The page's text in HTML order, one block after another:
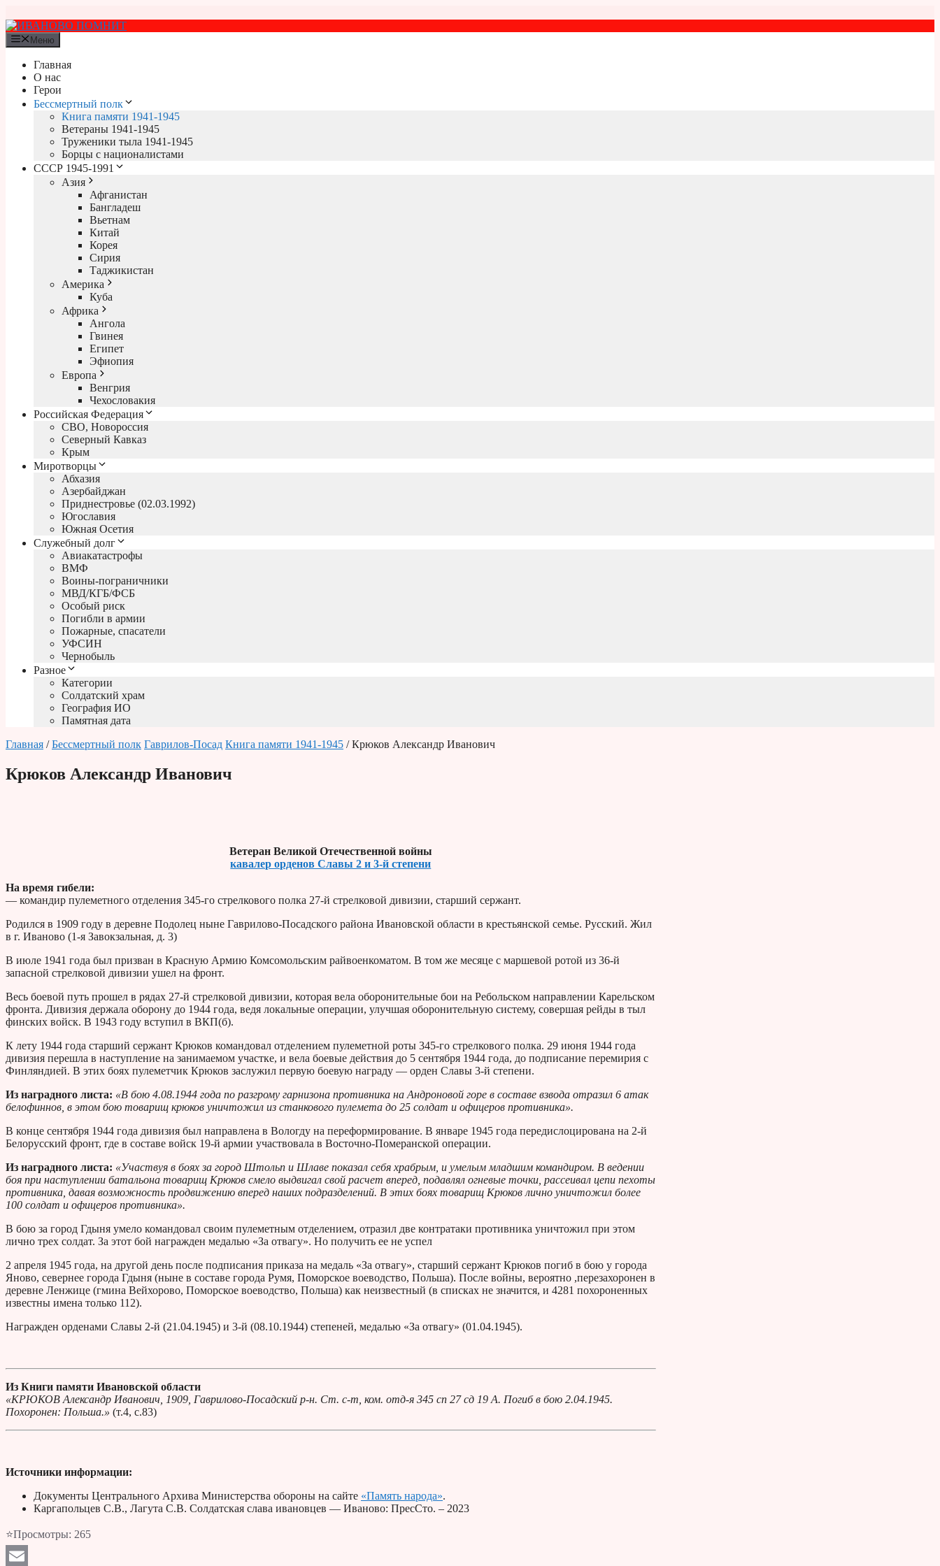
к
содержимому
Меню
Главная
О нас
Герои
Бессмертный полк
Книга памяти 1941-1945
Ветераны 1941-1945
Труженики тыла 1941-1945
Борцы с националистами
СССР 1945-1991
Азия
Афганистан
Бангладеш
Вьетнам
Китай
Корея
Сирия
Таджикистан
Америка
Куба
Африка
Ангола
Гвинея
Египет
Эфиопия
Европа
Венгрия
Чехословакия
Российская Федерация
СВО, Новороссия
Северный Кавказ
Крым
Миротворцы
Абхазия
Азербайджан
Приднестровье (02.03.1992)
Югославия
Южная Осетия
Служебный долг
Авиакатастрофы
ВМФ
Воины-пограничники
МВД/КГБ/ФСБ
Особый риск
Погибли в армии
Пожарные, спасатели
УФСИН
Чернобыль
Разное
Категории
Солдатский храм
География ИО
Памятная дата
Главная /Бессмертный полк Гаврилов-Посад Книга памяти 1941-1945 / Крюков Александр Иванович
Крюков Александр Иванович
Ветеран Великой Отечественной войны
кавалер орденов Славы 2 и 3-й степени
На время гибели:
— командир пулеметного отделения 345-го стрелкового полка 27-й стрелковой дивизии, старший сержант.
Родился в 1909 году в деревне Подолец ныне Гаврилово-Посадского района Ивановской области в крестьянской семье. Русский. Жил
в г. Иваново (1-я Завокзальная, д. 3)
В июле 1941 года был призван в Красную Армию Комсомольским райвоенкоматом. В том же месяце с маршевой ротой из 36-й
запасной стрелковой дивизии ушел на фронт.
Весь боевой путь прошел в рядах 27-й стрелковой дивизии, которая вела оборонительные бои на Ребольском направлении Карельском
фронта. Дивизия держала оборону до 1944 года, ведя локальные операции, улучшая оборонительную систему, совершая рейды в тыл
финских войск. В 1943 году вступил в ВКП(б).
К лету 1944 года старший сержант Крюков командовал отделением пулеметной роты 345-го стрелкового полка. 29 июня 1944 года
дивизия перешла в наступление на занимаемом участке, и вела боевые действия до 5 сентября 1944 года, до подписание перемирия с
Финляндией. В этих боях пулеметчик Крюков заслужил первую боевую награду — орден Славы 3-й степени.
Из наградного листа: «В бою 4.08.1944 года по разгрому гарнизона противника на Андроновой горе в составе взвода отразил 6 атак
белофиннов, в этом бою товарищ крюков уничтожил из станкового пулемета до 25 солдат и офицеров противника».
В конце сентября 1944 года дивизия был направлена в Вологду на переформирование. В январе 1945 года передислоцирована на 2-й
Белорусский фронт, где в составе войск 19-й армии участвовала в Восточно-Померанской операции.
Из наградного листа: «Участвуя в боях за город Штольп и Шлаве показал себя храбрым, и умелым младшим командиром. В ведении
боя при наступлении батальона товарищ Крюков смело выдвигал свой расчет вперед, подавлял огневые точки, рассеивал цепи пехоты
противника, давая возможность продвижению вперед наших подразделений. В этих боях товарищ Крюков лично уничтожил более
100 солдат и офицеров противника».
В бою за город Гдыня умело командовал своим пулеметным отделением, отразил две контратаки противника уничтожил при этом
лично трех солдат. За этот бой награжден медалью «За отвагу». Но получить ее не успел
2 апреля 1945 года, на другой день после подписания приказа на медаль «За отвагу», старший сержант Крюков погиб в бою у города
Яново, севернее города Гдыня (ныне в составе города Румя, Поморское воеводство, Польша). После войны, вероятно ,перезахоронен в
деревне Ленжице (гмина Вейхорово, Поморское воеводство, Польша) как неизвестный (в списках не значится, и 4281 похороненных
известны имена только 112).
Награжден орденами Славы 2-й (21.04.1945) и 3-й (08.10.1944) степеней, медалью «За отвагу» (01.04.1945).
Из Книги памяти Ивановской области
«КРЮКОВ Александр Иванович, 1909, Гаврилово-Посадский р-н. Ст. с-т, ком. отд-я 345 сп 27 сд 19 А. Погиб в бою 2.04.1945.
Похоронен: Польша.» (т.4, с.83)
Источники информации:
Документы Центрального Архива Министерства обороны на сайте «Память народа».
Каргапольцев С.В., Лагута С.В. Солдатская слава ивановцев — Иваново: ПресСто. – 2023
⭐Просмотры: 265